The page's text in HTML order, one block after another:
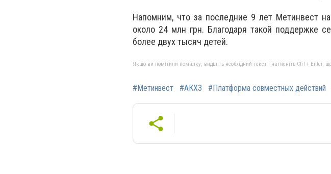
Напомним, что за последние 9 лет Метинвест
около 24 млн грн. Благодаря такой поддержке
более двух тысяч детей.
Якщо ви помітили помилку, виділіть необхідний текст і натисніть Ctrl + Enter,
#Метинвест #АКХЗ #Платформа совместных действий